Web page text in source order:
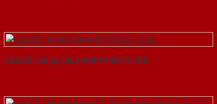
Cửa Gỗ Chống Cháy MDF P1R4-C1-SGD